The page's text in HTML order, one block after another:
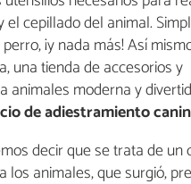
el cepillado del animal.
¡y nada más! Así
una tienda de accesorios y
animales moderna y
de adiestramiento
decir que se trata de un
los animales, que surgió,